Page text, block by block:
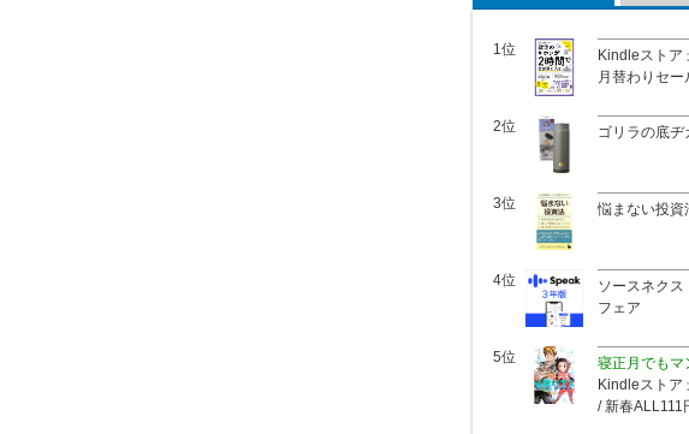
不法移民者が
とうとう日本
いたようです
Kindleストア
月替わりセー
ゴリラの底ヂ
悩まない投資
ソースネクス
フェア
寝正月でもマ
Kindleストア
/ 新春ALL111